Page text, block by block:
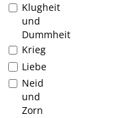
Klugheit
und
Dummheit
Krieg
Liebe
Neid
und
Zorn